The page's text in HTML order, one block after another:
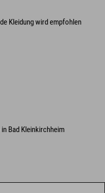
Kleidung wird empfohlen
Bad Kleinkirchheim